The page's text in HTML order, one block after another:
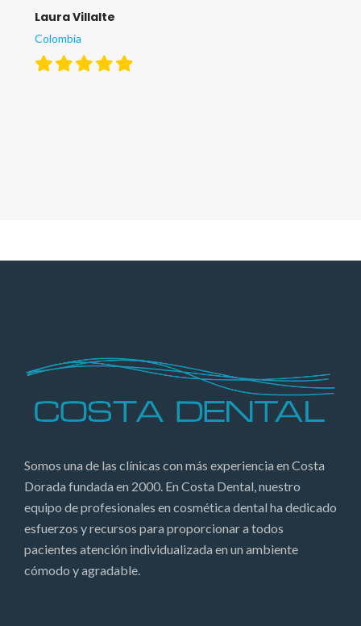
Laura Villalte
Colombia
Somos una de las clínicas con más experiencia en Costa
Dorada fundada en 2000. En Costa Dental, nuestro
equipo de profesionales en cosmética dental ha dedicado
esfuerzos y recursos para proporcionar a todos
pacientes atención individualizada en un ambiente
cómodo y agradable.